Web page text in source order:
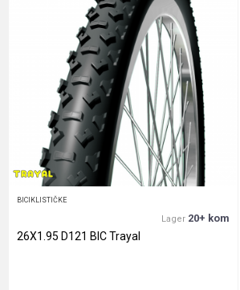
Anti-spam zaštita - izračunajte koliko je 9 - 4 :
POŠALJI
BICIKLISTIČKE
Lager 20+ kom
26X1.95 D121 BIC Trayal